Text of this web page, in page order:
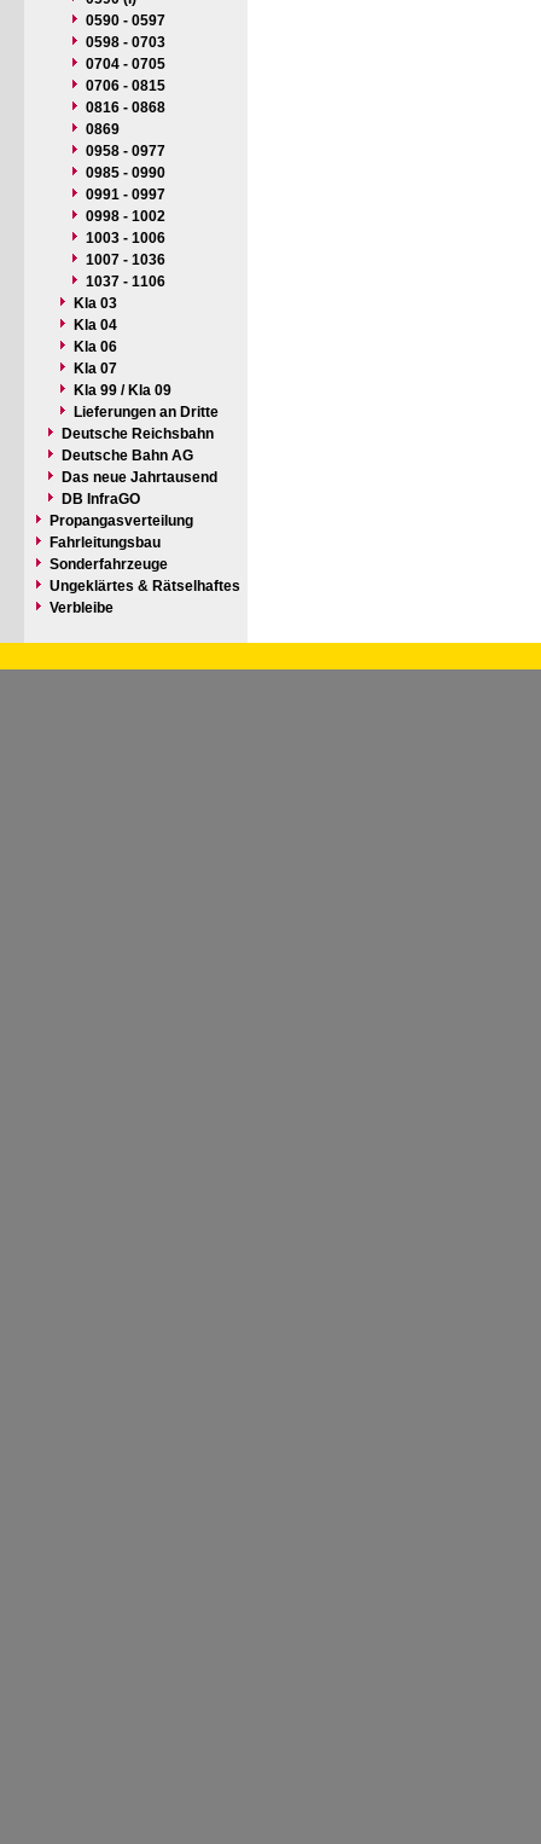
0590 - 0597
0598 - 0703
0704 - 0705
0706 - 0815
0816 - 0868
0869
0958 - 0977
0985 - 0990
0991 - 0997
0998 - 1002
1003 - 1006
1007 - 1036
1037 - 1106
Kla 03
Kla 04
Kla 06
Kla 07
Kla 99 / Kla 09
Lieferungen an Dritte
Deutsche Reichsbahn
Deutsche Bahn AG
Das neue Jahrtausend
DB InfraGO
Propangasverteilung
Fahrleitungsbau
Sonderfahrzeuge
Ungeklärtes & Rätselhaftes
Verbleibe